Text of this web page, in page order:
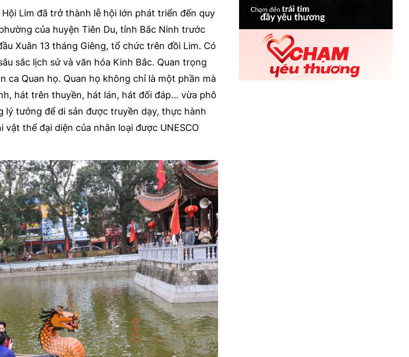
Lim đã trở thành lễ hội lớn phát triển đến quy
của huyện Tiên Du, tỉnh Bắc Ninh trước
Xuân 13 tháng Giêng, tổ chức trên đồi Lim. Có
sắc lịch sử và văn hóa Kinh Bắc. Quan trọng
ca Quan họ. Quan họ không chỉ là một phần mà
hát trên thuyền, hát lán, hát đối đáp... vừa phô
lý tưởng để di sản được truyền dạy, thực hành
thể đại diện của nhân loại được UNESCO